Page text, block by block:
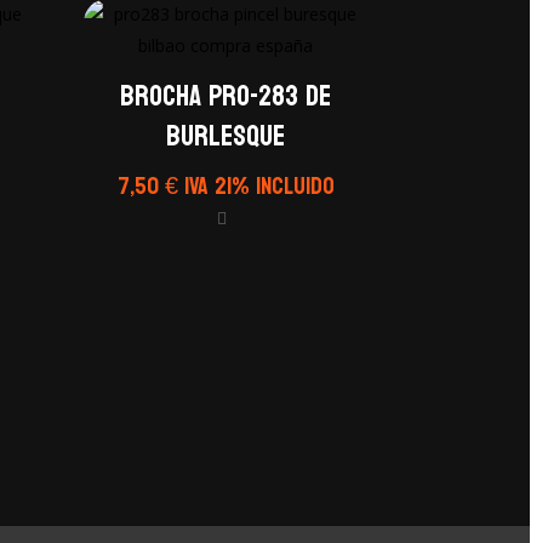
Brocha PRO-283 de
Burlesque
7,50€IVA 21% Incluido